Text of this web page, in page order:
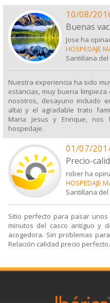
10/08/
Buenas
Jose ha
HOSPEDAJE
Santillana
Nuestra experiencia ha sido
estancias, muy buena
nosotros, desayuno incluido
alta) y el agradable trato
Maria Jesus y Enrique, nos
hospedaje.
01/07/
Precio-
rober ha
HOSPEDAJE
Santillana
Sitio perfecto para pasar
minutos del casco antiguo y
acogedora. Sin problemas
Relación calidad precio